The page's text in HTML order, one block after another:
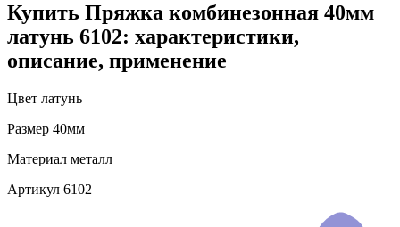
Купить Пряжка комбинезонная 40мм
латунь 6102: характеристики,
описание, применение
Цвет латунь
Размер 40мм
Материал металл
Артикул 6102